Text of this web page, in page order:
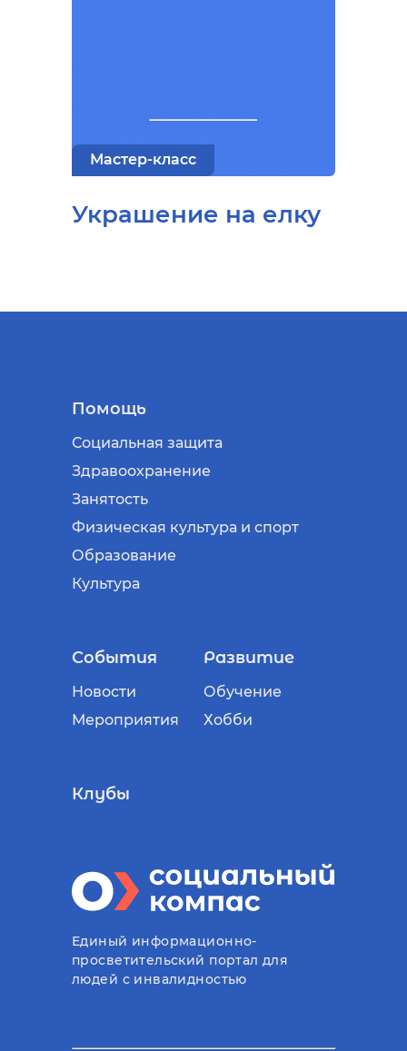
Мастер-класс
Украшение на елку
Помощь
Социальная защита
Здравоохранение
Занятость
Физическая культура и спорт
Образование
Культура
События
Новости
Мероприятия
Развитие
Обучение
Хобби
Клубы
Единый информационно-
просветительский портал для
людей с инвалидностью